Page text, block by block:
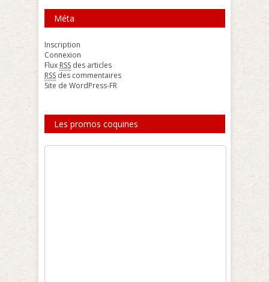
Méta
Inscription
Connexion
Flux RSS des articles
RSS des commentaires
Site de WordPress-FR
Les promos coquines